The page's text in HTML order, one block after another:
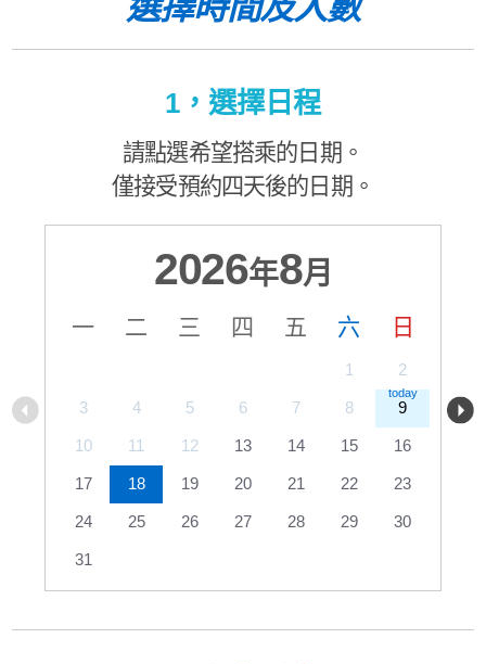
1，選擇日程
請點選希望搭乘的日期。
僅接受預約四天後的日期。
2026年8月
一 二 三 四 五 六 日
1 2
3 4 5 6 7 8 9
10 11 12 13 14 15 16
17 18 19 20 21 22 23
24 25 26 27 28 29 30
31